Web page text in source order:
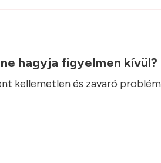
hagyja figyelmen kívül?
kellemetlen és zavaró